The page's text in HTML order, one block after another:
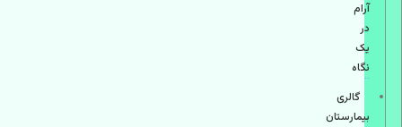
آرام
در
یک
نگاه
گالری
بیمارستان